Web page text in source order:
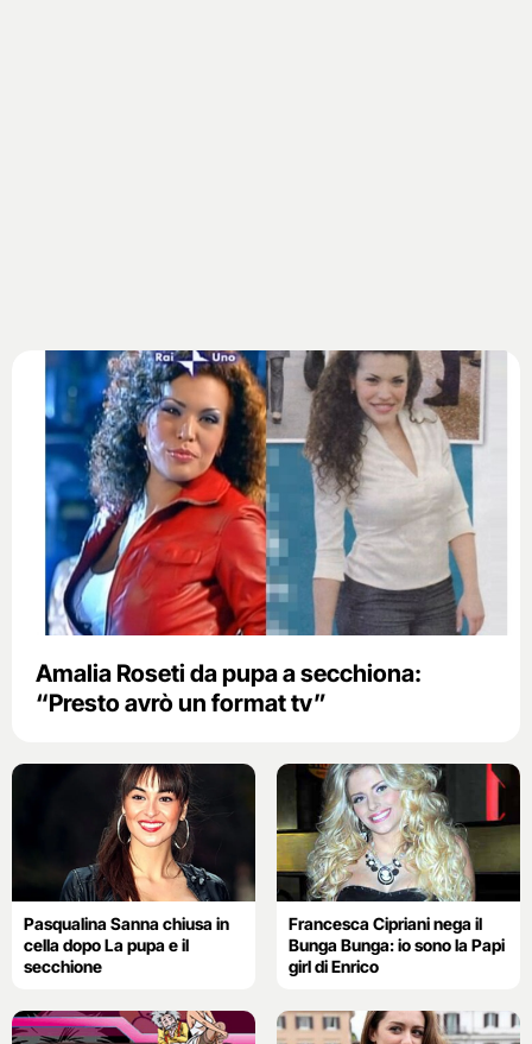
Amalia Roseti da pupa a secchiona:
“Presto avrò un format tv”
Pasqualina Sanna chiusa in
cella dopo La pupa e il
secchione
Francesca Cipriani nega il
Bunga Bunga: io sono la Papi
girl di Enrico